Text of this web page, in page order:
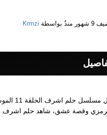
9 شهور منذُ بواسطة Krmzi
عشق، شاهد حلم اشرف 11 مترجمة حصرياً على موقع قرمزي